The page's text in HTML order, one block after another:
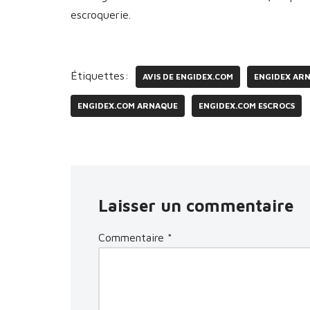
escroquerie.
Étiquettes: AVIS DE ENGIDEX.COM ENGIDEX
ENGIDEX.COM ARNAQUE ENGIDEX.COM ESCROCS
Laisser un commentaire
Commentaire *